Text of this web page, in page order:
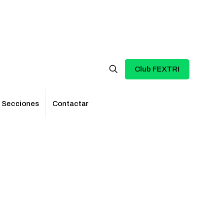
Secciones Contactar
Club FEXTRI